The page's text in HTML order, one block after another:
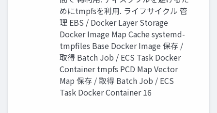
めにtmpfsを利用. ライフサイクル 管
理 EBS / Docker Layer Storage
Docker Image Map Cache systemd-
tmpfiles Base Docker Image 保存 /
取得 Batch Job / ECS Task Docker
Container tmpfs PCD Map Vector
Map 保存 / 取得 Batch Job / ECS
Task Docker Container 16